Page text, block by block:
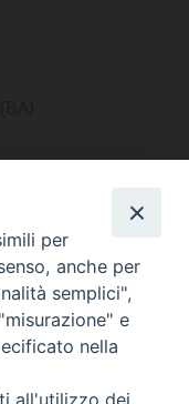
per
anche per
semplici",
e
nella